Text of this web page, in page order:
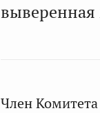
выверенная
Член